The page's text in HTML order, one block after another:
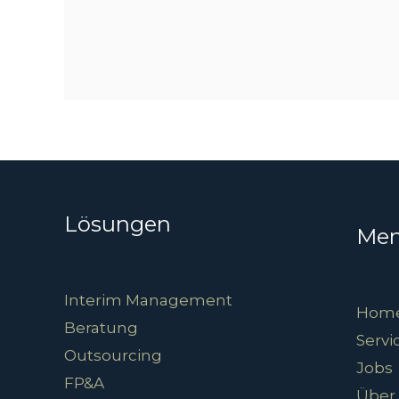
Lösungen
Interim Management
Beratung
Outsourcing
FP&A
Jobs
Über